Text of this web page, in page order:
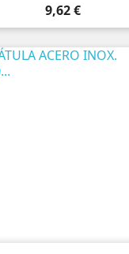
Precio
9,62 €